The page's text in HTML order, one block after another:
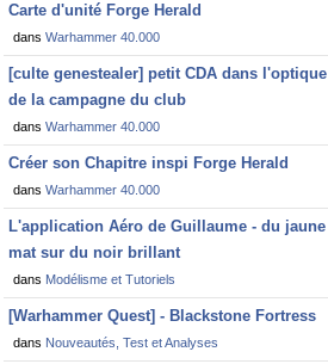
Carte d'unité Forge Herald
dans Warhammer 40.000
[culte genestealer] petit CDA dans l'optique
de la campagne du club
dans Warhammer 40.000
Créer son Chapitre inspi Forge Herald
dans Warhammer 40.000
L'application Aéro de Guillaume - du jaune
mat sur du noir brillant
dans Modélisme et Tutoriels
[Warhammer Quest] - Blackstone Fortress
dans Nouveautés, Test et Analyses